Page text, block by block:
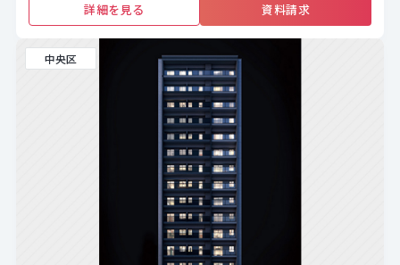
詳細を見る 資料請求
中央区